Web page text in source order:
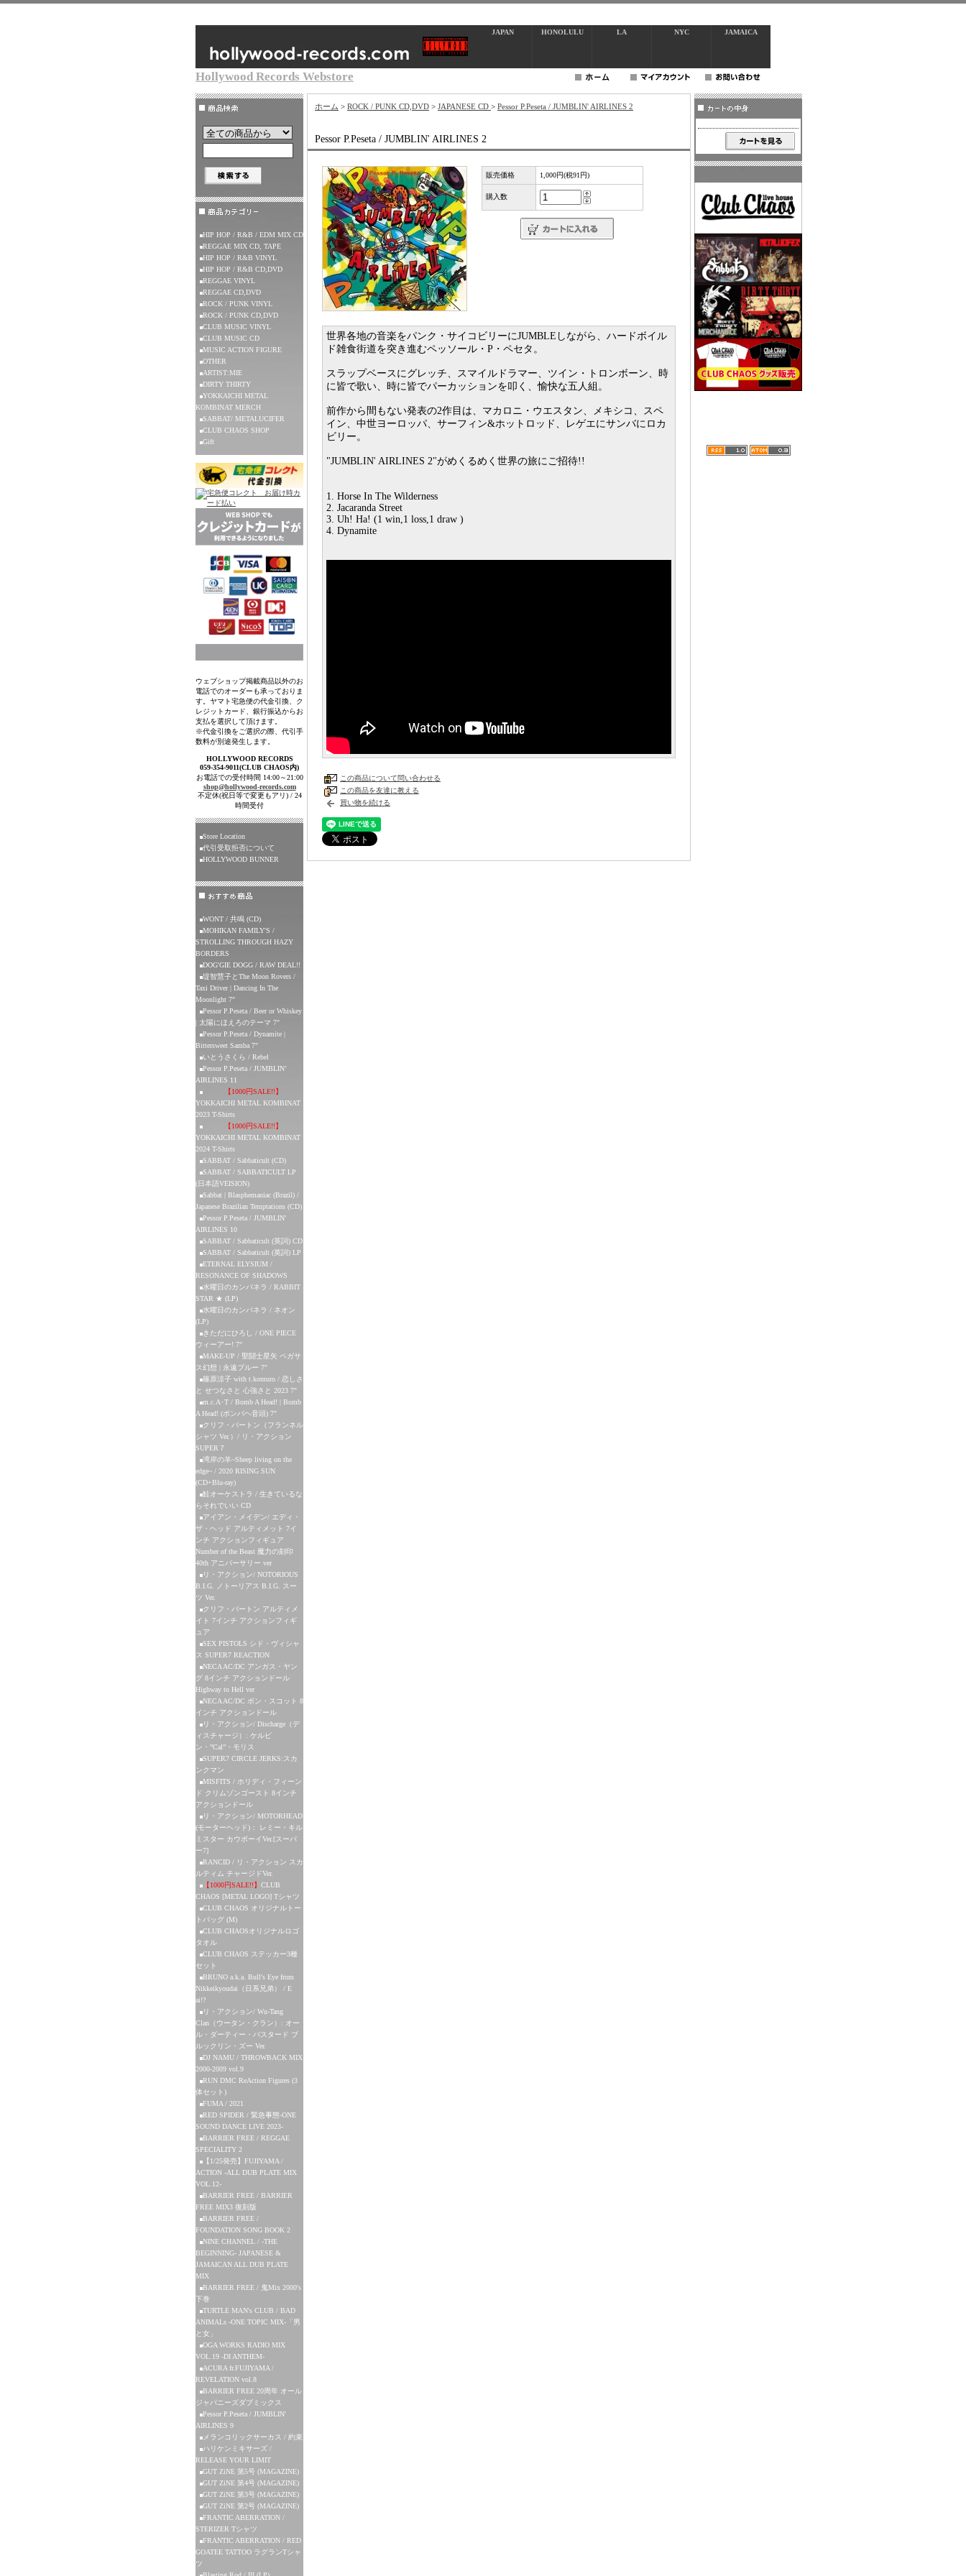
JAPAN HONOLULU LA NYC JAMAICA
Hollywood Records Webstore
HIP HOP / R&B / EDM MIX CD
REGGAE MIX CD, TAPE
HIP HOP / R&B VINYL
HIP HOP / R&B CD,DVD
REGGAE VINYL
REGGAE CD,DVD
ROCK / PUNK VINYL
ROCK / PUNK CD,DVD
CLUB MUSIC VINYL
CLUB MUSIC CD
MUSIC ACTION FIGURE
OTHER
ARTIST:MIE
DIRTY THIRTY
YOKKAICHI METAL
KOMBINAT MERCH
SABBAT/ METALUCIFER
CLUB CHAOS SHOP
Gift
ウェブショップ掲載商品以外のお
電話でのオーダーも承っておりま
す。ヤマト宅急便の代金引換、ク
レジットカード、銀行振込からお
支払を選択して頂けます。
※代金引換をご選択の際、代引手
数料が別途発生します。
HOLLYWOOD RECORDS
059-354-9011(CLUB CHAOS内)
お電話での受付時間 14:00～21:00
shop@hollywood-records.com
不定休(祝日等で変更もアリ) / 24
時間受付
Store Location
代引受取拒否について
HOLLYWOOD BUNNER
WONT / 共鳴 (CD)
MOHIKAN FAMILY'S /
STROLLING THROUGH HAZY
BORDERS
DOG'GIE DOGG / RAW DEAL!!
堤智慧子とThe Moon Rovers /
Taxi Driver | Dancing In The
Moonlight 7"
Pessor P.Peseta / Beer or Whiskey
| 太陽にほえろのテーマ 7"
Pessor P.Peseta / Dynamite |
Bittersweet Samba 7"
いとうさくら / Rebel
Pessor P.Peseta / JUMBLIN’
AIRLINES 11
【1000円SALE!!】
YOKKAICHI METAL KOMBINAT
2023 T-Shirts
【1000円SALE!!】
YOKKAICHI METAL KOMBINAT
2024 T-Shirts
SABBAT / Sabbaticult (CD)
SABBAT / SABBATICULT LP
(日本語VEISION)
Sabbat | Blasphemaniac (Brazil) /
Japanese Brazilian Temptations (CD)
Pessor P.Peseta / JUMBLIN'
AIRLINES 10
SABBAT / Sabbaticult (英詞) CD
SABBAT / Sabbaticult (英詞) LP
ETERNAL ELYSIUM /
RESONANCE OF SHADOWS
水曜日のカンパネラ / RABBIT
STAR ★ (LP)
水曜日のカンパネラ / ネオン
(LP)
きただにひろし / ONE PIECE
ウィーアー! 7"
MAKE-UP / 聖闘士星矢 ペガサ
ス幻想 | 永遠ブルー 7"
篠原涼子 with t.komuro / 恋しさ
と せつなさと 心強さと 2023 7"
m.c.A･T / Bomb A Head! | Bomb
A Head! (ボンバヘ音頭) 7"
クリフ・バートン（フランネル
シャツ Ver.）/ リ・アクション
SUPER７
湾岸の羊~Sheep living on the
edge~ / 2020 RISING SUN
(CD+Blu-ray)
鮭オーケストラ / 生きているな
らそれでいい CD
アイアン・メイデン/ エディ・
ザ・ヘッド アルティメット 7イ
ンチ アクションフィギュア
Number of the Beast 魔力の刻印
40th アニバーサリー ver
リ・アクション/ NOTORIOUS
B.I.G. ノトーリアス B.I.G. スー
ツ Ver.
クリフ・バートン アルティメ
イト 7インチ アクションフィギ
ュア
SEX PISTOLS シド・ヴィシャ
ス SUPER7 REACTION
NECA AC/DC アンガス・ヤン
グ 8インチ アクションドール
Highway to Hell ver
NECA AC/DC ボン・スコット 8
インチ アクションドール
リ・アクション/ Discharge（デ
ィスチャージ）: ケルビ
ン・”Cal”・モリス
SUPER7 CIRCLE JERKS:スカ
ンクマン
MISFITS / ホリディ・フィーン
ド クリムゾンゴースト 8インチ
アクションドール
リ・アクション/ MOTORHEAD
(モーターヘッド)： レミー・キル
ミスター カウボーイVer.[スーパ
ー7]
RANCID / リ・アクション スカ
ルティム チャージドVer.
【1000円SALE!!】 CLUB
CHAOS [METAL LOGO] Tシャツ
CLUB CHAOS オリジナルトー
トバッグ (M)
CLUB CHAOSオリジナルロゴ
タオル
CLUB CHAOS ステッカー3種
セット
BRUNO a.k.a. Bull's Eye from
Nikkeikyoudai（日系兄弟） / E
ai!?
リ・アクション/ Wu-Tang
Clan（ウータン・クラン）: オー
ル・ダーティー・バスタード ブ
ルックリン・ズー Ver.
DJ NAMU / THROWBACK MIX
2000-2009 vol.9
RUN DMC ReAction Figures (3
体セット)
FUMA / 2021
RED SPIDER / 緊急事態-ONE
SOUND DANCE LIVE 2023-
BARRIER FREE / REGGAE
SPECIALITY 2
【1/25発売】FUJIYAMA /
ACTION -ALL DUB PLATE MIX
VOL.12-
BARRIER FREE / BARRIER
FREE MIX3 復刻版
BARRIER FREE /
FOUNDATION SONG BOOK 2
NINE CHANNEL / -THE
BEGINNING- JAPANESE &
JAMAICAN ALL DUB PLATE
MIX
BARRIER FREE / 鬼Mix 2000's
下巻
TURTLE MAN's CLUB / BAD
ANIMALs -ONE TOPIC MIX-「男
と女」
OGA WORKS RADIO MIX
VOL.19 -DI ANTHEM-
ACURA fr.FUJIYAMA /
REVELATION vol.8
BARRIER FREE 20周年 オール
ジャパニーズダブミックス
Pessor P.Peseta / JUMBLIN'
AIRLINES 9
メランコリックサーカス / 約束
ハリケンミキサーズ /
RELEASE YOUR LIMIT
GUT ZiNE 第5号 (MAGAZINE)
GUT ZiNE 第4号 (MAGAZINE)
GUT ZiNE 第3号 (MAGAZINE)
GUT ZiNE 第2号 (MAGAZINE)
FRANTIC ABERRATION /
STERIZER Tシャツ
FRANTIC ABERRATION / RED
GOATEE TATTOO ラグランTシャ
ツ
ホーム > ROCK / PUNK CD,DVD > JAPANESE CD > Pessor P.Peseta / JUMBLIN' AIRLINES 2
Pessor P.Peseta / JUMBLIN' AIRLINES 2
販売価格 1,000円(税91円)
購入数
世界各地の音楽をパンク・サイコビリーにJUMBLEしながら、ハードボイル
ド雑食街道を突き進むペッソール・P・ペセタ。
スラップベースにグレッチ、スマイルドラマー、ツイン・トロンボーン、時
に皆で歌い、時に皆でパーカッションを叩く、愉快な五人組。
前作から間もない発表の2作目は、マカロニ・ウエスタン、メキシコ、スペ
イン、中世ヨーロッパ、サーフィン&ホットロッド、レゲエにサンバにロカ
ビリー。
"JUMBLIN' AIRLINES 2"がめくるめく世界の旅にご招待!!
1. Horse In The Wilderness
2. Jacaranda Street
3. Uh! Ha! (1 win,1 loss,1 draw )
4. Dynamite
この商品について問い合わせる
この商品を友達に教える
買い物を続ける